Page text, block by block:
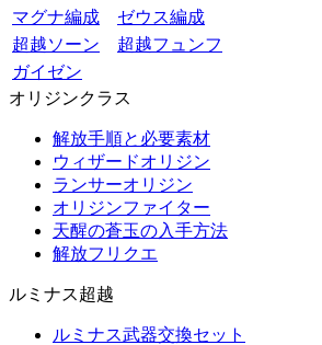
マグナ編成
ゼウス編成
超越ソーン
超越フュンフ
ガイゼン
オリジンクラス
解放手順と必要素材
ウィザードオリジン
ランサーオリジン
オリジンファイター
天醒の蒼玉の入手方法
解放フリクエ
ルミナス超越
ルミナス武器交換セット